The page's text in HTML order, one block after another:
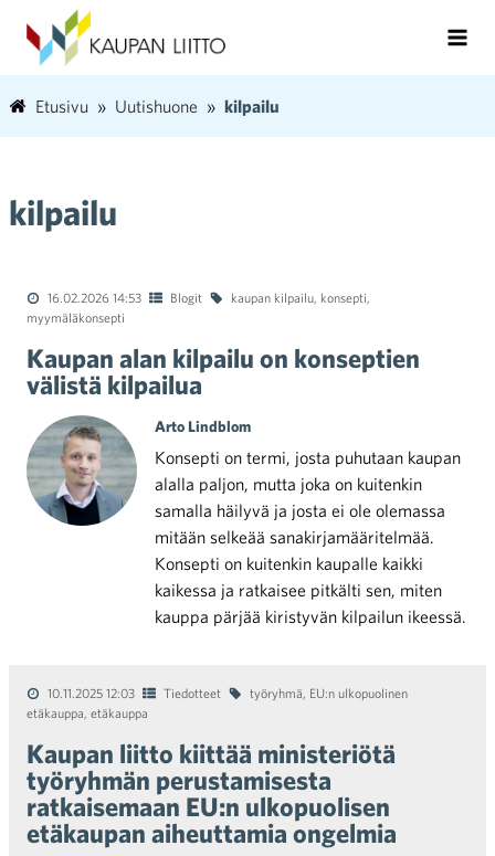
Etusivu Uutishuone kilpailu
kilpailu
16.02.2026 14:53 Blogit kaupan kilpailu, konsepti,
myymäläkonsepti
Kaupan alan kilpailu on konseptien
välistä kilpailua
Arto Lindblom
Konsepti on termi, josta puhutaan kaupan
alalla paljon, mutta joka on kuitenkin
samalla häilyvä ja josta ei ole olemassa
mitään selkeää sanakirjamääritelmää.
Konsepti on kuitenkin kaupalle kaikki
kaikessa ja ratkaisee pitkälti sen, miten
kauppa pärjää kiristyvän kilpailun ikeessä.
10.11.2025 12:03 Tiedotteet työryhmä, EU:n ulkopuolinen
etäkauppa, etäkauppa
Kaupan liitto kiittää ministeriötä
työryhmän perustamisesta
ratkaisemaan EU:n ulkopuolisen
etäkaupan aiheuttamia ongelmia